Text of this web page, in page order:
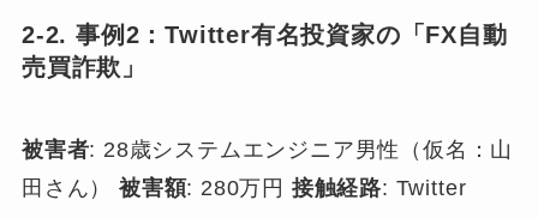
2-2. 事例2：Twitter有名投資家の「FX自動
売買詐欺」
被害者: 28歳システムエンジニア男性（仮名：山
田さん） 被害額: 280万円 接触経路: Twitter